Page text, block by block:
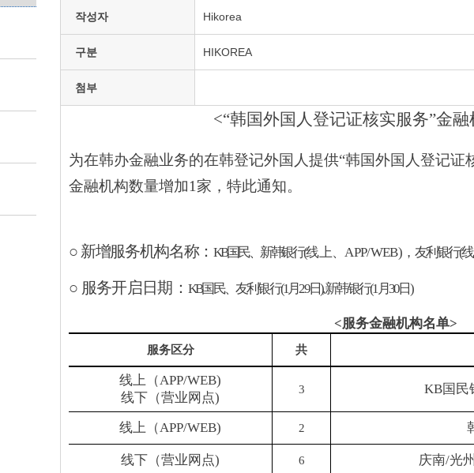
작성자 Hikorea
구분 HIKOREA
첨부
<“韩国外国人登记证核实服务”金融
为在韩办金融业务的在韩登记外国人提供“韩国外国人登记证
金融机构数量增加1 家 ， 特此通知。
○ 新增服务机构名称： KB国民、 新韩银行(线上、APP/WEB)，友利银行(
○ 服务开启日期 ：KB国民、友利银行(1月29日),新韩银行(1月30日)
<服务金融机构名单>
服务区分 共
线上 （APP/WEB)
线下 （营业网点)
3 KB国民
线上 （APP/WEB) 2
线下 （营业网点) 6 庆南/光